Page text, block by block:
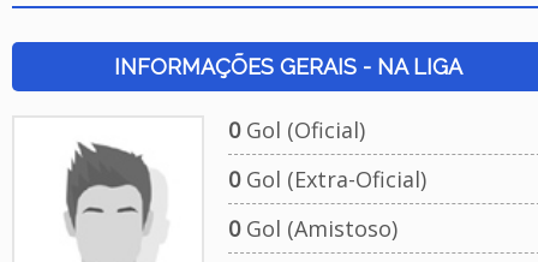
INFORMAÇÕES GERAIS - NA LIGA
0Gol (Oficial)
0Gol (Extra-Oficial)
0Gol (Amistoso)